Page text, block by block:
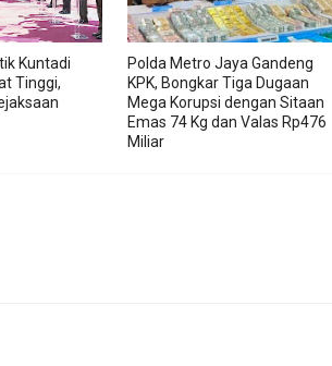
Kuntadi
Tinggi,
Polda Metro Jaya Gandeng
KPK, Bongkar Tiga Dugaan
Mega Korupsi dengan Sitaan
Emas 74 Kg dan Valas Rp476
Miliar